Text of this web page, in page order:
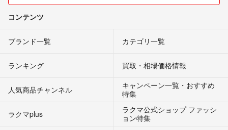
コンテンツ
ブランド一覧 カテゴリ一覧
ランキング 買取・相場価格情報
人気商品チャンネル
キャンペーン一覧・おすすめ
特集
ラクマplus
ラクマ公式ショップ ファッシ
ョン特集